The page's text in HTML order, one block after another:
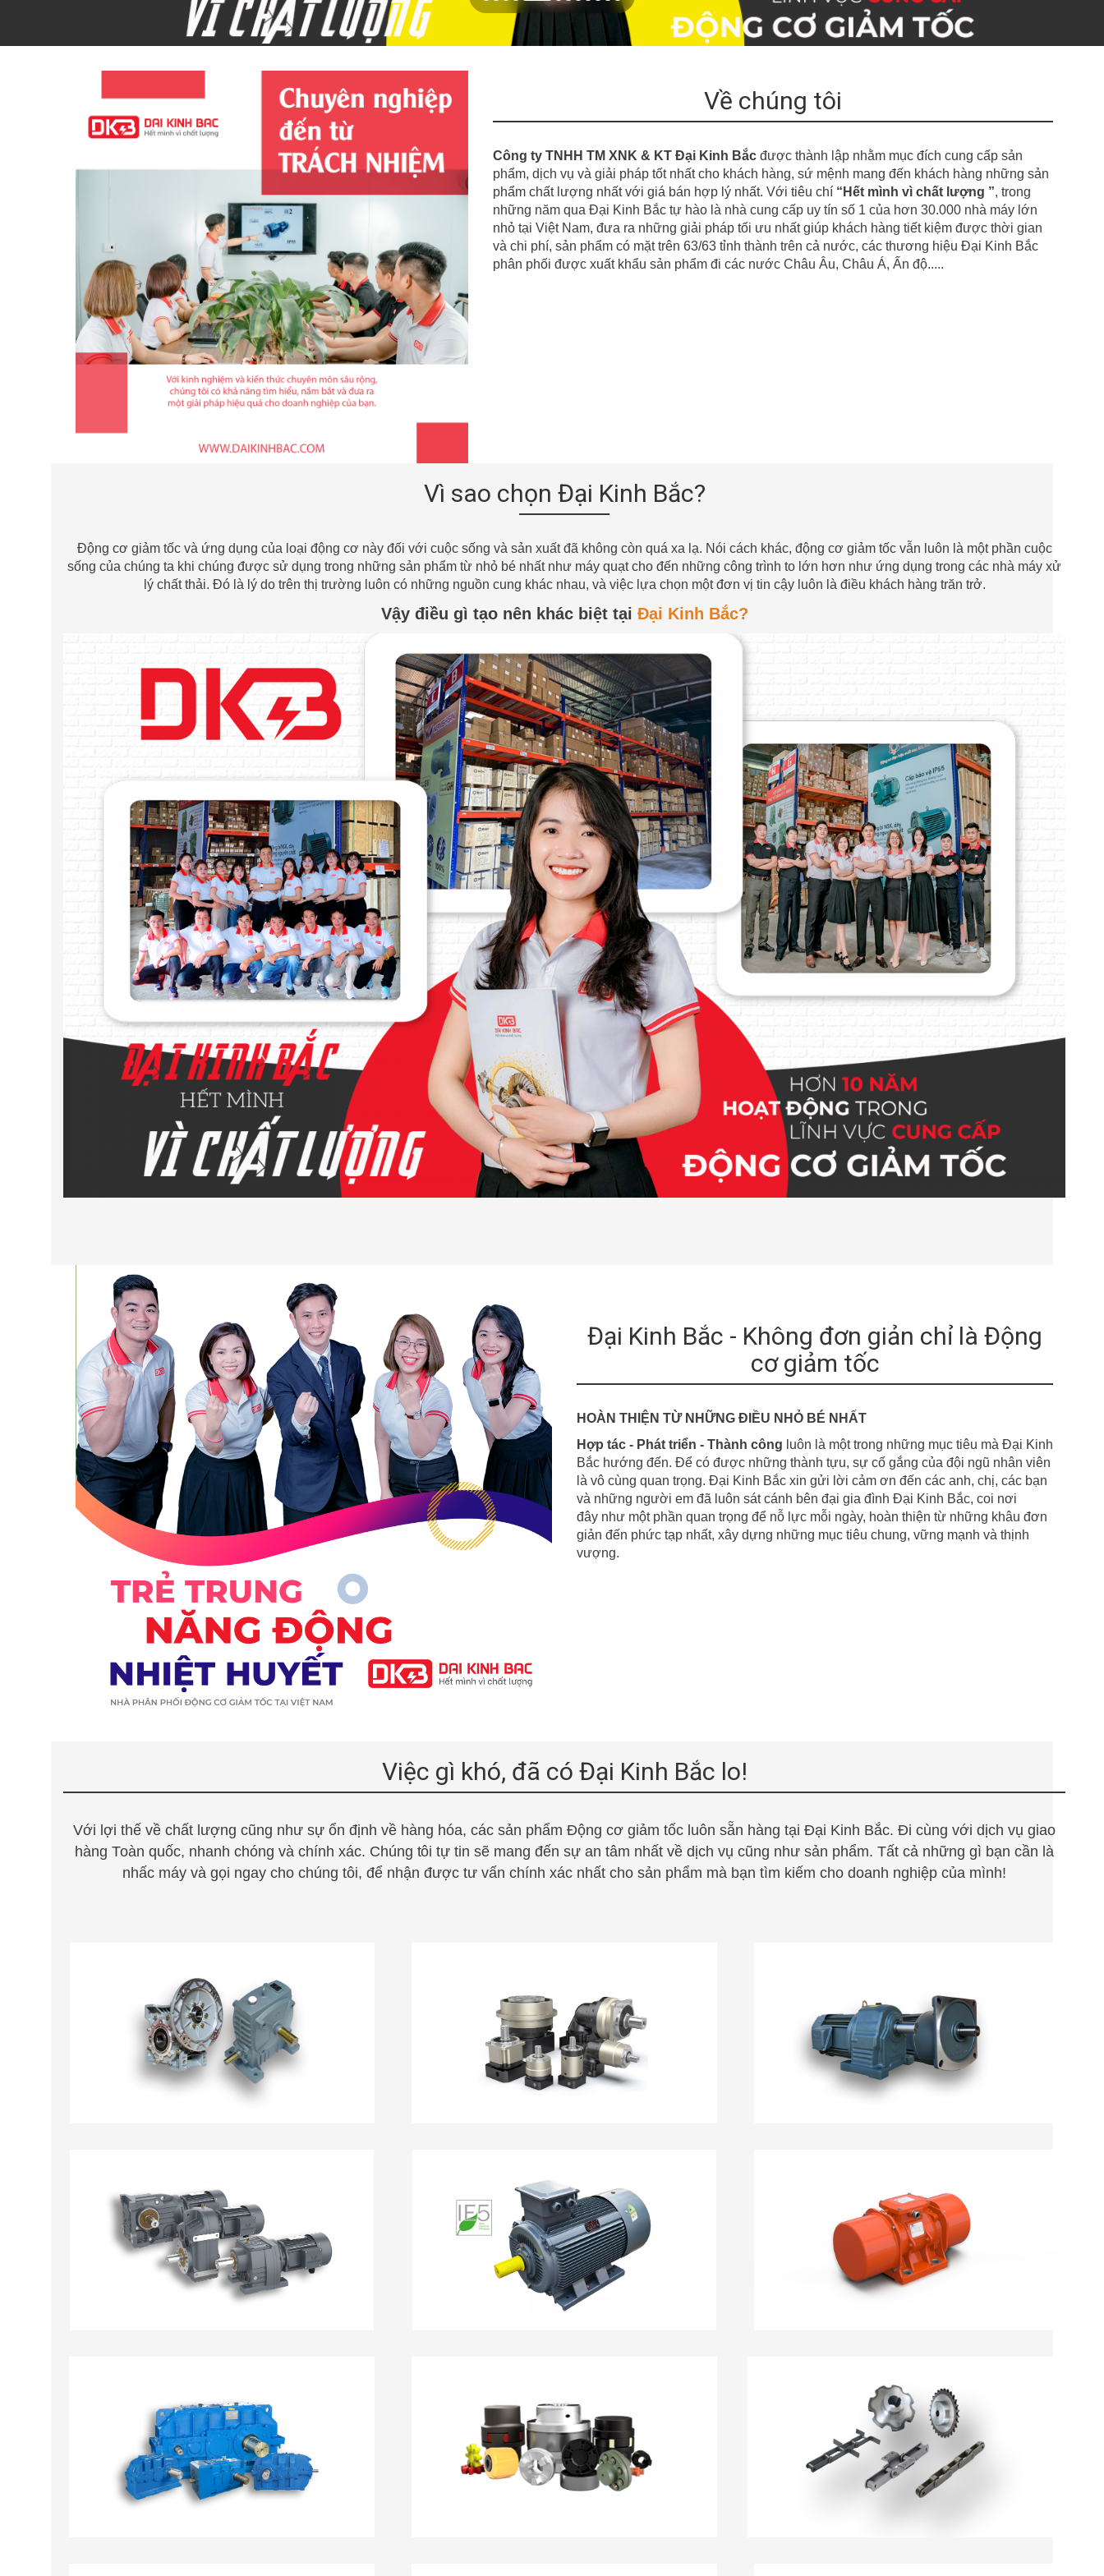
Về chúng tôi
Công ty TNHH TM XNK & KT Đại Kinh Bắc được thành lập nhằm mục đích cung cấp sản
phẩm, dịch vụvà giải pháp tốt nhất cho khách hàng, sứ mệnh mang đến khách hàng những sản
phẩm chất lượng nhất với giá bán hợp lý nhất. Với tiêu chí “ Hết mình vì chất lượng ”,trong
những năm qua Đại Kinh Bắc tự hào là nhà cung cấp uy tín số 1 của hơn30.000 nhà máy lớn
nhỏ tại Việt Nam, đưa ra những giải pháp tối ưu nhất giúp khách hàng tiết kiệm được thời gian
và chi phí, sản phẩm có mặt trên63/63tỉnh thànhtrên cả nước, các thương hiệu Đại Kinh Bắc
phân phối được xuất khẩu sản phẩm đi các nước ChâuÂu, Châu Á, Ấn độ.....
Vì sao chọn Đại Kinh Bắc?
Động cơ giảm tốc và ứng dụng của loại động cơ này đối với cuộc sống và sản xuất đã không còn quá xa lạ. Nói cách khác, động cơ giảm tốc vẫn luôn là một phần cuộc
sống của chúng ta khi chúng được sử dụng trong những sản phẩm từ nhỏ bé nhất như máy quạt cho đến những công trình to lớn hơn như ứng dụng trong các nhà máy xử
lý chất thải. Đó là lý do trên thị trường luôn có những nguồn cung khác nhau, và việc lựa chọn một đơn vị tin cậy luôn là điều khách hàng trăn trở.
Vậy điều gì tạo nên khác biệt tại Đại Kinh Bắc?
Đại Kinh Bắc - Không đơn giản chỉ là Động
cơ giảm tốc
HOÀN THIỆN TỪ NHỮNG ĐIỀU NHỎ BÉ NHẤT
Hợp tác - Phát triển - Thành công luôn là một trong những mục tiêu mà Đại Kinh
Bắc hướng đến. Để có được những thành tựu, sự cố gắng của đội ngũ nhân viên
là vô cùng quan trọng. Đại Kinh Bắc xin gửi lời cảm ơn đến các anh, chị, các bạn
và những người em đã luôn sát cánh bên đại gia đình Đại Kinh Bắc, coi nơi
đây như một phần quan trọng để nỗ lực mỗi ngày, hoàn thiện từ những khâu đơn
giản đến phức tạp nhất, xây dựng những mục tiêu chung, vững mạnh và thịnh
vượng.
Việc gì khó, đã có Đại Kinh Bắc lo!
Với lợi thế về chất lượng cũng như sự ổn định về hàng hóa, các sản phẩm Động cơ giảm tốc luôn sẵn hàng tại Đại Kinh Bắc. Đi cùng với dịch vụ giao
hàng Toàn quốc, nhanh chóng và chính xác. Chúng tôi tự tin sẽ mang đến sự an tâm nhất về dịch vụ cũng như sản phẩm. Tất cả những gì bạn cần là
nhấc máyvà gọi ngay cho chúng tôi, để nhận được tư vấn chính xác nhất cho sản phẩm mà bạn tìm kiếm cho doanh nghiệp của mình!
HỘP GIẢM TỐC TRỤC VÍT BÁNH VÍT HỘP GIẢM TỐC HÀNH TINH MOTOR GIẢM TỐC
MOTOR GIẢM TỐC TẢI NẶNG R.S.K.F ĐỘNG CƠ ĐIỆN ĐỘNG CƠ RUNG
HỘP GIẢM TỐC CÔNG NGHIỆP NẶNG KHỚP NỐI TRỤC - PHỤ KIỆN NHÔNG XÍCH